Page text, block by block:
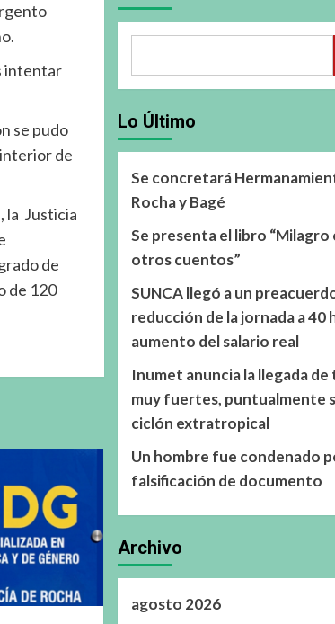
intentar
se pudo
de
la Justicia
de
de 120
Lo Último
Se concretará
Rocha y Bagé
Se presenta el libro “Milagro
otros cuentos”
SUNCA llegó a un
reducción de la jornada a 40
aumento del salario real
Inumet anuncia la llegada
muy fuertes, puntualmente
ciclón extratropical
Un hombre fue condenado
falsificación de documento
Archivo
agosto 2026